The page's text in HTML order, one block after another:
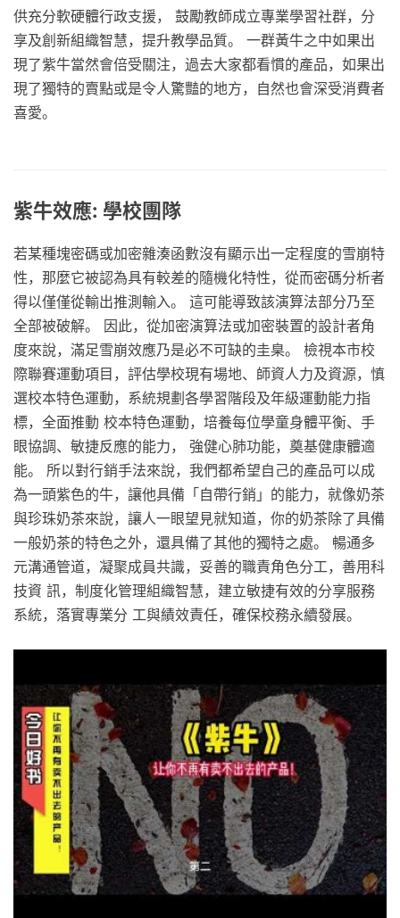
供充分軟硬體行政支援， 鼓勵教師成立專業學習社群，分
享及創新組織智慧，提升教學品質。 一群黃牛之中如果出
現了紫牛當然會倍受關注，過去大家都看慣的產品，如果出
現了獨特的賣點或是令人驚豔的地方，自然也會深受消費者
喜愛。
紫牛效應: 學校團隊
若某種塊密碼或加密雜湊函數沒有顯示出一定程度的雪崩特
性，那麼它被認為具有較差的隨機化特性，從而密碼分析者
得以僅僅從輸出推測輸入。 這可能導致該演算法部分乃至
全部被破解。 因此，從加密演算法或加密裝置的設計者角
度來說，滿足雪崩效應乃是必不可缺的圭臬。 檢視本市校
際聯賽運動項目，評估學校現有場地、師資人力及資源，慎
選校本特色運動，系統規劃各學習階段及年級運動能力指
標，全面推動 校本特色運動，培養每位學童身體平衡、手
眼協調、敏捷反應的能力， 強健心肺功能，奠基健康體適
能。 所以對行銷手法來說，我們都希望自己的產品可以成
為一頭紫色的牛，讓他具備「自帶行銷」的能力，就像奶茶
與珍珠奶茶來說，讓人一眼望見就知道，你的奶茶除了具備
一般奶茶的特色之外，還具備了其他的獨特之處。 暢通多
元溝通管道，凝聚成員共識，妥善的職責角色分工，善用科
技資 訊，制度化管理組織智慧，建立敏捷有效的分享服務
系統，落實專業分 工與績效責任，確保校務永續發展。